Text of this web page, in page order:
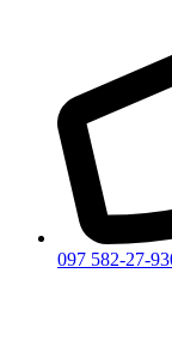
097 582-27-93